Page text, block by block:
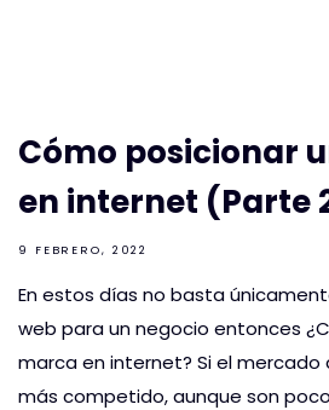
Cómo posicionar
en internet (Parte
9 FEBRERO, 2022
En estos días no basta
web para un negocio entonces
marca en internet? Si el
más competido, aunque son